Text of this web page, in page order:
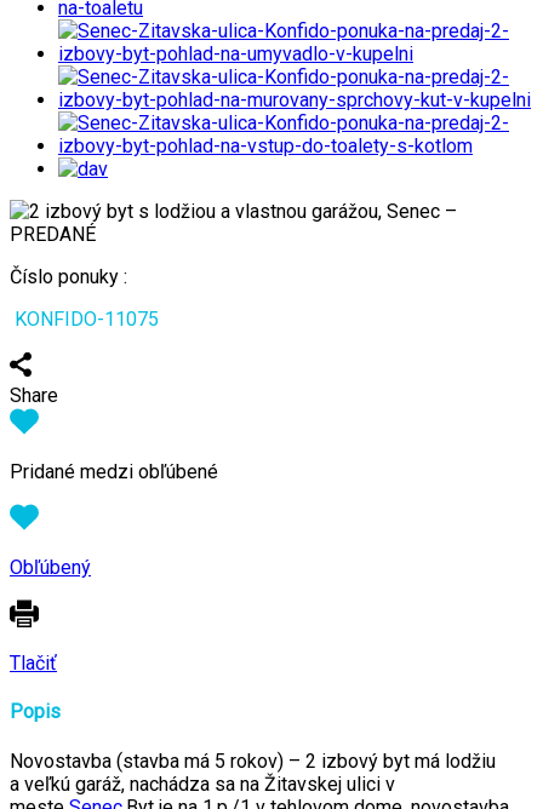
Číslo ponuky :
KONFIDO-11075
Share
Pridané medzi obľúbené
Obľúbený
Tlačiť
Popis
Novostavba (stavba má 5 rokov) – 2 izbový byt má lodžiu
a veľkú garáž, nachádza sa na Žitavskej ulici v